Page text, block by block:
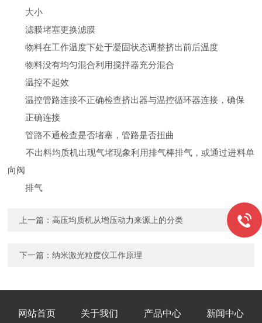
大小
滤膜堵塞更换滤膜
物料在工作温度下处于凝固状态调整挤出前后温度
物料没有均匀混合利用搅拌器充分混合
温控不起效
温控管路连接不正确检查挤出器与温控循环器连接，确保
正确连接
管路不通检查是否堵塞，管路是否扭曲
不出料均质机出现气堵现象利用排气棒排气，或通过进料单
向阀
排气
上一篇：高压均质机从增压动力来源上的分类
下一篇：纳米激光粒度仪工作原理
网站首页 关于我们 产品中心 新闻中心